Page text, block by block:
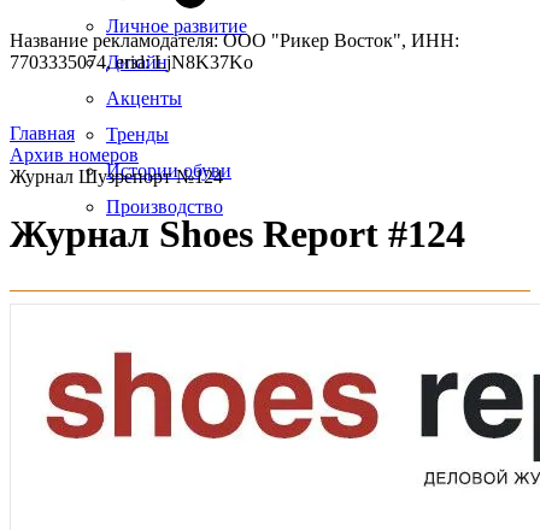
Личное развитие
Дизайн
Акценты
Тренды
Истории обуви
Производство
Название рекламодателя: ООО "Рикер Восток", ИНН:
7703335074, erid: LjN8K37Ko
Главная
Архив номеров
Журнал Шузрепорт №124
Журнал Shoes Report #124